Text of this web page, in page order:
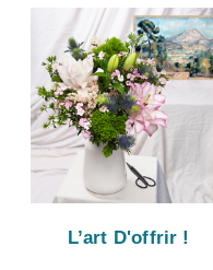
L’art D'offrir !